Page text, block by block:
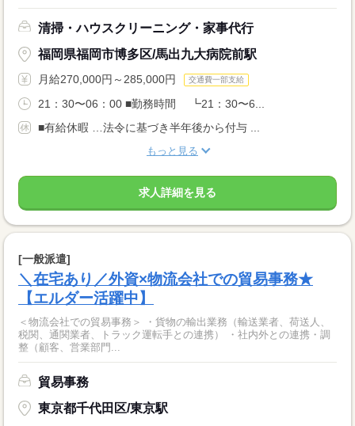
清掃・ハウスクリーニング・家事代行
福岡県福岡市博多区/馬出九大病院前駅
月給270,000円～285,000円 交通費一部支給
21：30〜06：00 ■勤務時間 ┗21：30〜6...
■有給休暇 …法令に基づき半年後から付与 ...
もっと見る
求人詳細を見る
[一般派遣]
＼在宅あり／外資×物流会社での貿易事務★
【エルダー活躍中】
＜物流会社での貿易事務＞ ・貨物の輸出業務（輸送業者、荷送人、
税関、通関業者、トラック運転手との連携） ・社内外との連携・調
整（顧客、営業部門...
貿易事務
東京都千代田区/東京駅